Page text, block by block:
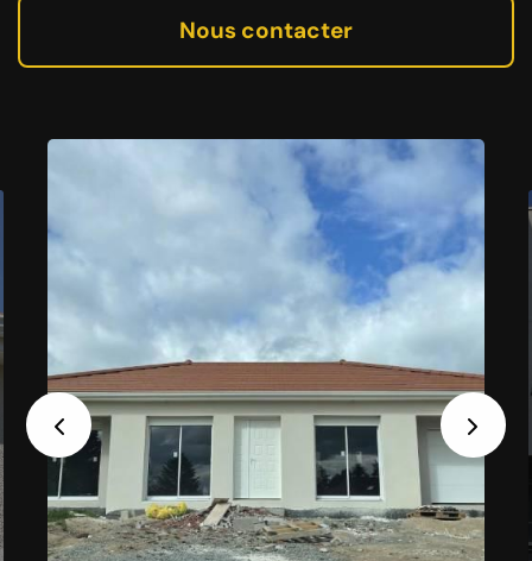
Nous contacter
Previous Next